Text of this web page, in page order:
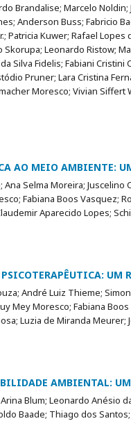
Brandalise; Marcelo
Anderson Buss; Fabricio
Patricia Kuwer; Rafael
Skorupa; Leonardo Ristow;
Silva Fidelis; Fabiani
Pruner; Lara Cristina
Moresco; Vivian Siffert
AO MEIO AMBIENTE:
Selma Moreira; Juscelino
Fabiana Boos Vasquez;
Aparecido Lopes;
UM
André Luiz Thieme;
Mey Moresco; Fabiana
Luzia de Miranda Meurer;
AMBIENTAL:
Blum; Leonardo Anésio
Baade; Thiago dos